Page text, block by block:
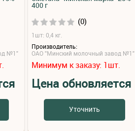
№1"
400 г
(0)
1шт: 0,4 кг.
Производитель:
ОАО "Минский молочный завод №1"
Минимум к заказу: 1шт.
Цена обновляется
Уточнить